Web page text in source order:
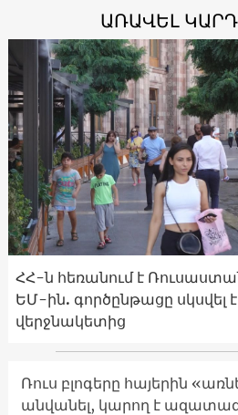
ԱՌԱՎԵԼ
ՀՀ-ն հեռանում է
ԵՄ-ին. գործընթացը սկսվել
վերջնակետից
Ռուս բլոգերը հայերին
անվանել, կարող է